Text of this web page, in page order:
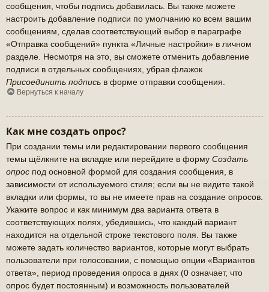
сообщения, чтобы подпись добавилась. Вы также можете
настроить добавление подписи по умолчанию ко всем вашим
сообщениям, сделав соответствующий выбор в параграфе
«Отправка сообщений» пункта «Личные настройки» в личном
разделе. Несмотря на это, вы сможете отменить добавление
подписи в отдельных сообщениях, убрав флажок
Присоединить подпись в форме отправки сообщения.
Вернуться к началу
Как мне создать опрос?
При создании темы или редактировании первого сообщения
темы щёлкните на вкладке или перейдите в форму Создать
опрос под основной формой для создания сообщения, в
зависимости от используемого стиля; если вы не видите такой
вкладки или формы, то вы не имеете прав на создание опросов.
Укажите вопрос и как минимум два варианта ответа в
соответствующих полях, убедившись, что каждый вариант
находится на отдельной строке текстового поля. Вы также
можете задать количество вариантов, которые могут выбрать
пользователи при голосовании, с помощью опции «Вариантов
ответа», период проведения опроса в днях (0 означает, что
опрос будет постоянным) и возможность пользователей